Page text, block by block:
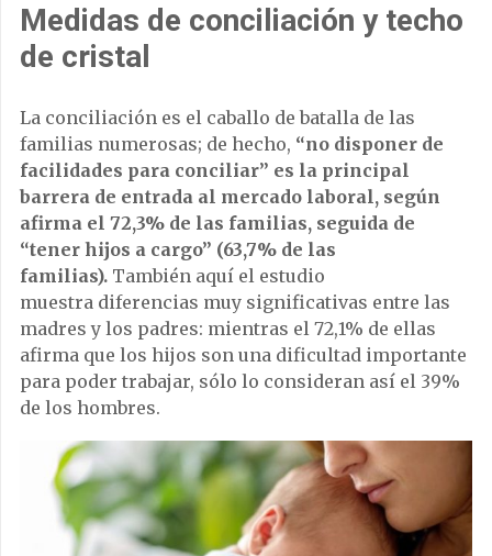
Medidas de conciliación y techo
de cristal
La conciliación es el caballo de batalla de las
familias numerosas; de hecho, “no disponer de
facilidades para conciliar” es la principal
barrera de entrada al mercado laboral, según
afirma el 72,3% de las familias, seguida de
“tener hijos a cargo” (63,7% de las
familias). También aquí el estudio
muestra diferencias muy significativas entre las
madres y los padres: mientras el 72,1% de ellas
afirma que los hijos son una dificultad importante
para poder trabajar, sólo lo consideran así el 39%
de los hombres.